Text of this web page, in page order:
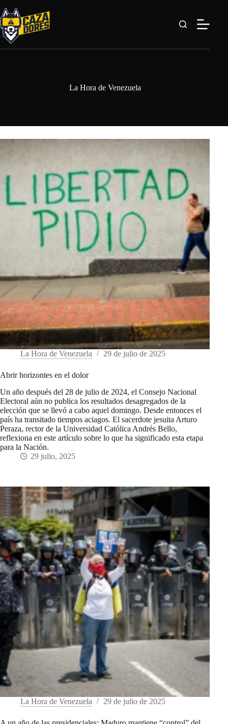
al
contenido
La Hora de Venezuela
La Hora de Venezuela 29 de julio de 2025
Abrir horizontes en el dolor
Un año después del 28 de julio de 2024, el Consejo Nacional
Electoral aún no publica los resultados desagregados de la
elección que se llevó a cabo aquel domingo. Desde entonces el
país ha transitado tiempos aciagos. El sacerdote jesuita Arturo
Peraza, rector de la Universidad Católica Andrés Bello,
reflexiona en este artículo sobre lo que ha significado esta etapa
para la Nación.
29 julio, 2025
La Hora de Venezuela 29 de julio de 2025